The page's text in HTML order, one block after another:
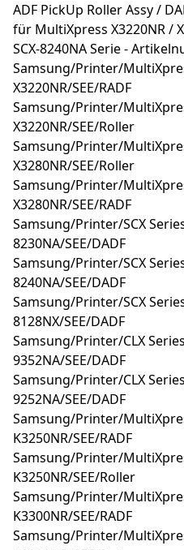
ADF PickUp Roller Assy /
für MultiXpress X3220NR /
SCX-8240NA Serie -
Samsung/Printer/
X3220NR/SEE/RADF
Samsung/Printer/
X3220NR/SEE/Roller
Samsung/Printer/
X3280NR/SEE/Roller
Samsung/Printer/
X3280NR/SEE/RADF
Samsung/Printer/SCX
8230NA/SEE/DADF
Samsung/Printer/SCX
8240NA/SEE/DADF
Samsung/Printer/SCX
8128NX/SEE/DADF
Samsung/Printer/CLX
9352NA/SEE/DADF
Samsung/Printer/CLX
9252NA/SEE/DADF
Samsung/Printer/
K3250NR/SEE/RADF
Samsung/Printer/
K3250NR/SEE/Roller
Samsung/Printer/
K3300NR/SEE/RADF
Samsung/Printer/